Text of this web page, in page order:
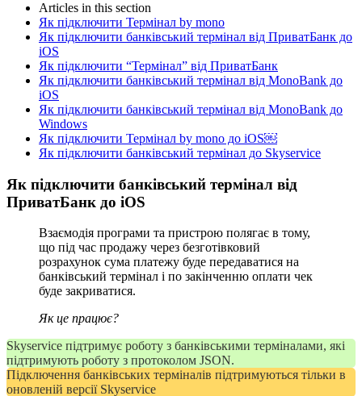
Articles in this section
Як підключити Термінал by mono
Як підключити банківський термінал від ПриватБанк до
iOS
Як підключити “Термінал” від ПриватБанк
Як підключити банківський термінал від MonoBank до
iOS
Як підключити банківський термінал від MonoBank до
Windows
Як підключити Термінал by mono до iOS￼
Як підключити банківський термінал до Skyservice
Як підключити банківський термінал від
ПриватБанк до iOS
Взаємодія програми та пристрою полягає в тому,
що під час продажу через безготівковий
розрахунок сума платежу буде передаватися на
банківський термінал і по закінченню оплати чек
буде закриватися.
Як це працює?
Skyservice підтримує роботу з банківськими терміналами, які
підтримують роботу з протоколом JSON.
Підключення банківських терміналів підтримуються тільки в
оновленій версії Skyservice